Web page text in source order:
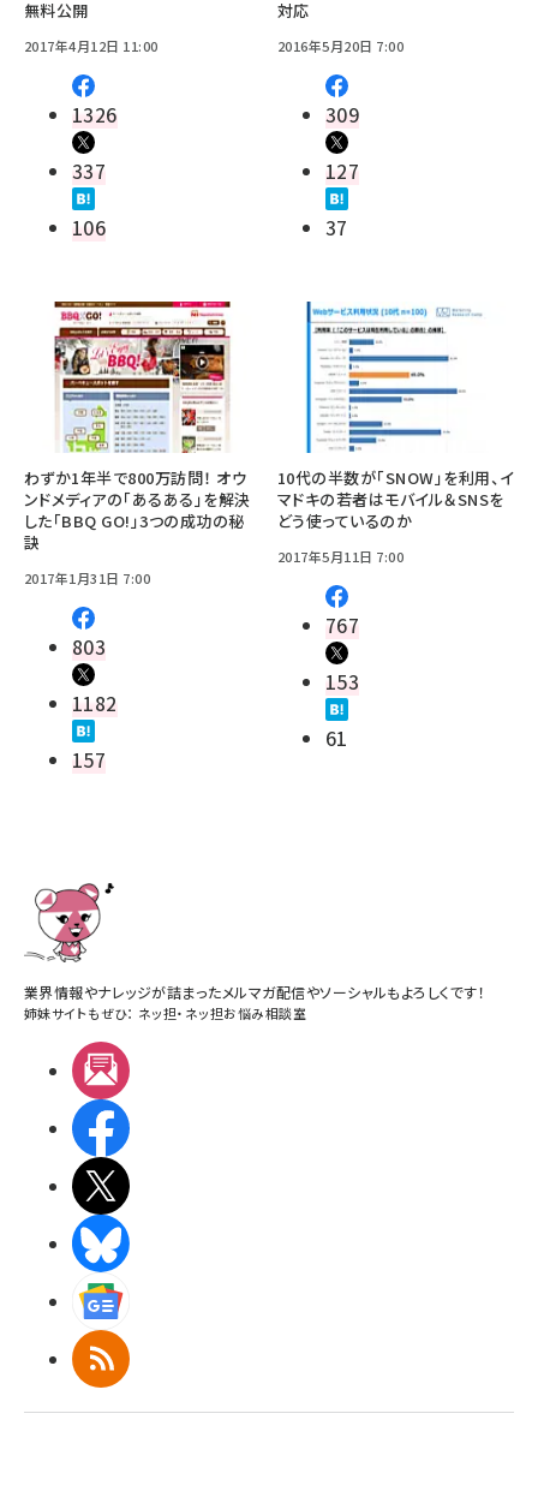
無料公開
2017年4月12日 11:00
1326
337
106
対応
2016年5月20日 7:00
309
127
37
わずか1年半で800万訪問！ オウ
ンドメディアの「あるある」を解決
した「BBQ GO!」3つの成功の秘
訣
2017年1月31日 7:00
803
1182
157
10代の半数が「SNOW」を利用、イ
マドキの若者はモバイル＆SNSを
どう使っているのか
2017年5月11日 7:00
767
153
61
業界情報やナレッジが詰まったメルマガ配信やソーシャルもよろしくです！
姉妹サイトもぜひ： ネッ担・ ネッ担お悩み相談室
RSS